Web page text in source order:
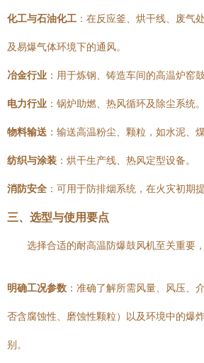
化工与石油化工 ：在反应釜、烘干线、废气
及易爆气体环境下的通风。
冶金行业 ：用于炼钢、铸造车间的高温炉窑
电力行业 ：锅炉助燃、热风循环及除尘系统。
物料输送 ：输送高温粉尘、颗粒，如水泥、煤
纺织与涂装 ：烘干生产线、热风定型设备。
消防安全 ：可用于防排烟系统，在火灾初期
三、选型与使用要点
选择合适的耐高温防爆鼓风机至关重要
明确工况参数 ：准确了解所需风量、风压、
否含腐蚀性、磨蚀性颗粒）以及环境中的爆
别。